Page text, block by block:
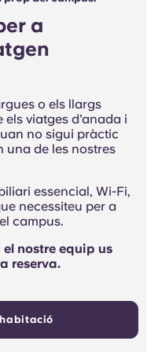
a
o els llargs
els viatges d'anada i
no sigui pràctic
una de les nostres
essencial, Wi-Fi,
necessiteu per a
campus.
nostre equip us
reserva.